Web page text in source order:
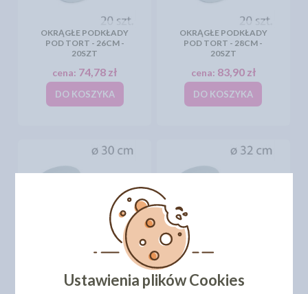
OKRĄGŁE PODKŁADY
POD TORT - 26CM -
20SZT
cena: 74,78 zł
DO KOSZYKA
OKRĄGŁE PODKŁADY
POD TORT - 28CM -
20SZT
cena: 83,90 zł
DO KOSZYKA
OKRĄGŁE PODKŁADY
cena:93,48 zł
OKRĄGŁE PODKŁADY
POD TORT - 32CM -
cena:110,45 zł
Ustawienia plików Cookies